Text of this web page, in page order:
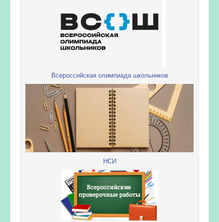
Всероссийская олимпиада школьников
НСИ